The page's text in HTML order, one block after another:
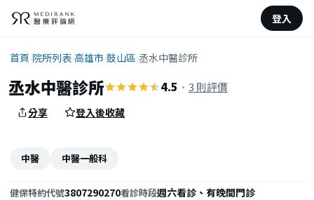
登入
首頁›院所列表›高雄市›鼓山區›丞水中醫診所
丞水中醫診所 4.5 · 3 則評價
分享 登入後收藏
中醫 中醫一般科
健保特約代號3807290270看診時段週六看診、有晚間門診